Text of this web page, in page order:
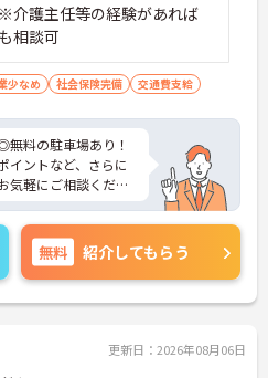
護主任等の経験があれば
相談可
少なめ 社会保険完備 交通費支給
料の駐車場あり！
イントなど、さらに
気軽にご相談くださ
無料 紹介してもらう
更新日：2026年08月06日